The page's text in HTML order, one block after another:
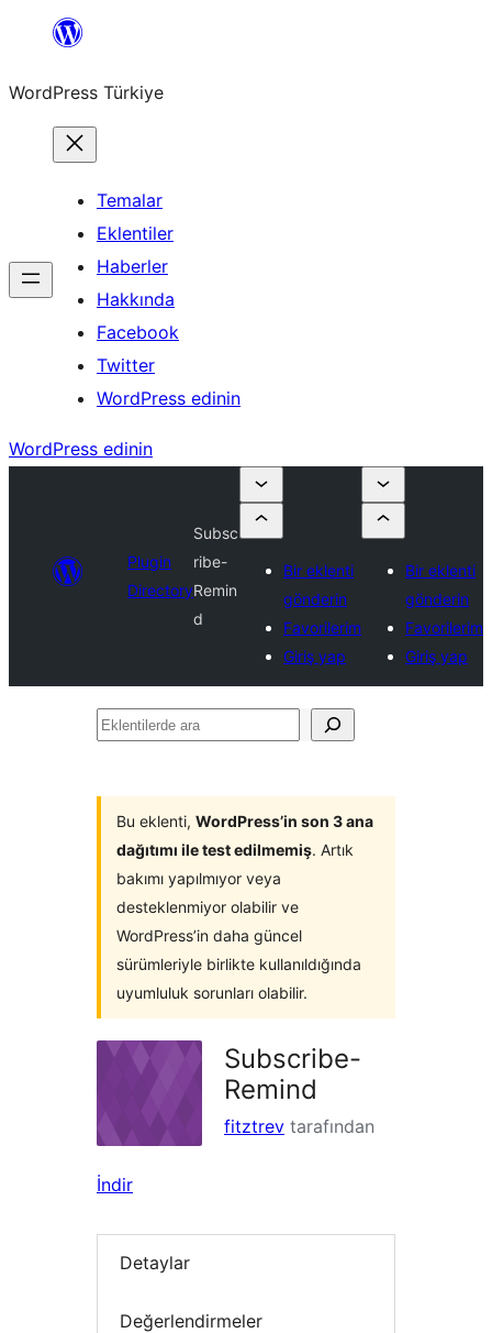
İçeriğe
WordPress Türkiye
Temalar
Eklentiler
Haberler
Hakkında
Facebook
Twitter
WordPress edinin
WordPress edinin
Plugin
Directory
Subsc
ribe-
Remin
d
Bir eklenti
gönderin
Favorilerim
Giriş yap
Bir eklenti
gönderin
Favorilerim
Giriş yap
Eklentilerde
Bu eklenti, WordPress’in son 3 ana
dağıtımı ile test edilmemiş. Artık
bakımı yapılmıyor veya
desteklenmiyor olabilir ve
WordPress’in daha güncel
sürümleriyle birlikte kullanıldığında
uyumluluk sorunları olabilir.
Subscribe-
Remind
fitztrev tarafından
İndir
Detaylar
Değerlendirmeler